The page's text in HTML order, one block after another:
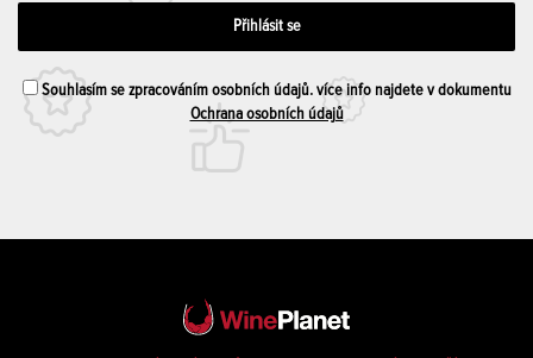
Souhlasím se zpracováním osobních údajů. více info najdete v dokumentu
Ochrana osobních údajů